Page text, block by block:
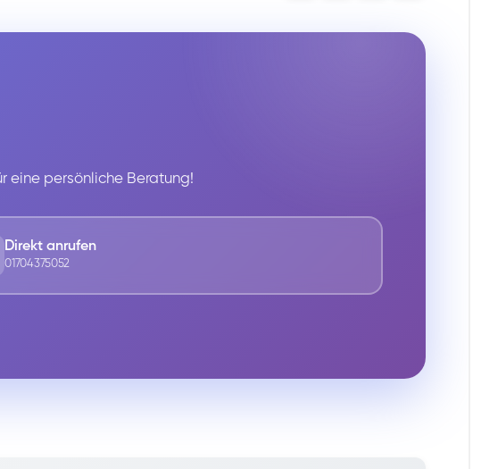
eine persönliche Beratung!
Direkt anrufen
01704375052